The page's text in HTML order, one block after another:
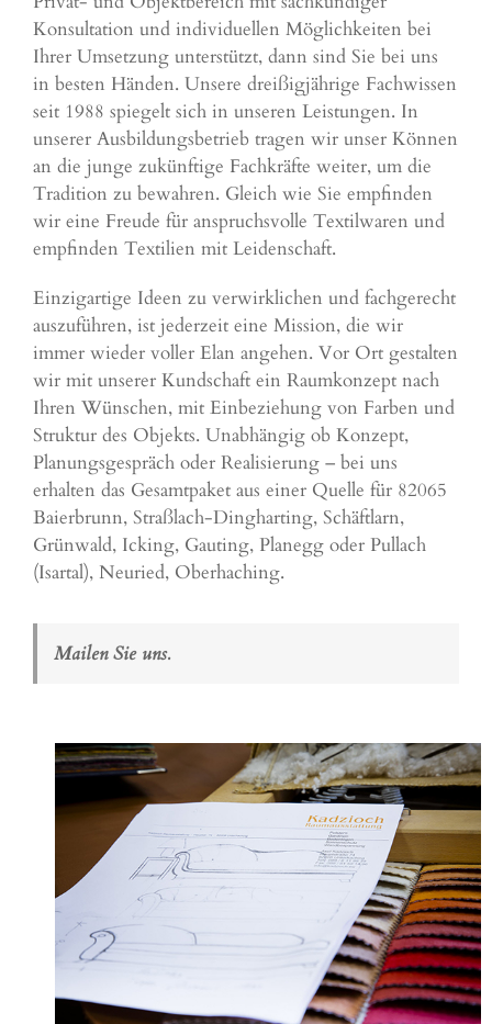
Konsultation und individuellen Möglichkeiten bei
Ihrer Umsetzung unterstützt, dann sind Sie bei uns
in besten Händen. Unsere dreißigjährige Fachwissen
seit 1988 spiegelt sich in unseren Leistungen. In
unserer Ausbildungsbetrieb tragen wir unser Können
an die junge zukünftige Fachkräfte weiter, um die
Tradition zu bewahren. Gleich wie Sie empfinden
wir eine Freude für anspruchsvolle Textilwaren und
empfinden Textilien mit Leidenschaft.
Einzigartige Ideen zu verwirklichen und fachgerecht
auszuführen, ist jederzeit eine Mission, die wir
immer wieder voller Elan angehen. Vor Ort gestalten
wir mit unserer Kundschaft ein Raumkonzept nach
Ihren Wünschen, mit Einbeziehung von Farben und
Struktur des Objekts. Unabhängig ob Konzept,
Planungsgespräch oder Realisierung – bei uns
erhalten das Gesamtpaket aus einer Quelle für 82065
Baierbrunn, Straßlach-Dingharting, Schäftlarn,
Grünwald, Icking, Gauting, Planegg oder Pullach
(Isartal), Neuried, Oberhaching.
Mailen Sie uns.